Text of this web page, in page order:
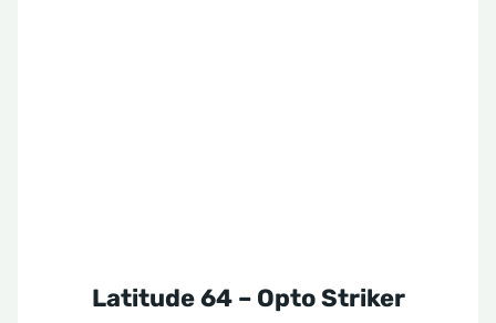
Latitude 64 – Opto Striker